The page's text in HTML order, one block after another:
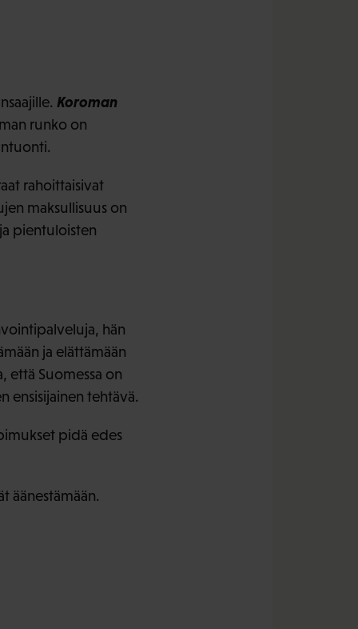
Koroman
runko on
rahoittaisivat
maksullisuus on
pientuloisten
hän
ja elättämään
että Suomessa on
ensisijainen tehtävä.
pidä edes
äänestämään.